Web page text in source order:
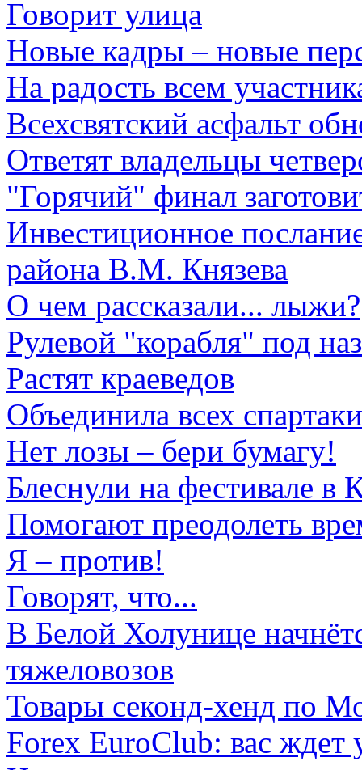
Говорит улица
Новые кадры – новые
На радость всем
Всехсвятский асфальт
Ответят владельцы
"Горячий" финал
Инвестиционное
района В.М. Князева
О чем рассказали... лыжи?
Рулевой "корабля" под
Растят краеведов
Объединила всех
Нет лозы – бери бумагу!
Блеснули на фестивале в
Помогают преодолеть
Я – против!
Говорят, что...
В Белой Холунице
тяжеловозов
Товары секонд-хенд по
Forex EuroClub: вас ждет